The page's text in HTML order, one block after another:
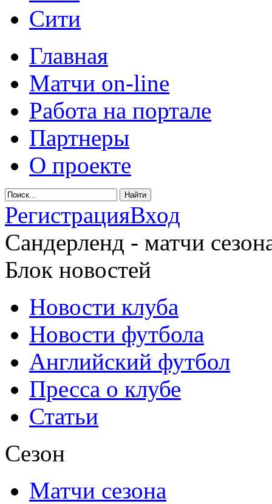
Главная
Матчи on-line
Работа на портале
Партнеры
О проекте
РегистрацияВход
Сандерленд - матчи
Блок новостей
Новости клуба
Новости футбола
Английский футбол
Пресса о клубе
Статьи
Сезон
Матчи сезона